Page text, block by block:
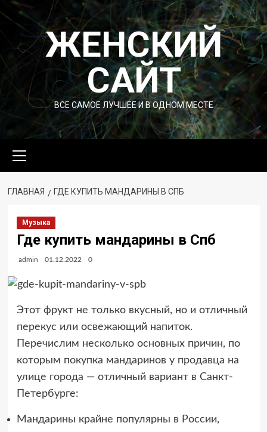
Перейти
содержимомуЖЕНСКИЙ
САЙТ
ВСЕ САМОЕ ЛУЧШЕЕ И В ОДНОМ МЕСТЕ
меню
ГЛАВНАЯ ГДЕ КУПИТЬ МАНДАРИНЫ В СПБ
Музыка
Где купить мандарины в Спб
admin 01.12.2022 0
Этот фрукт не только вкусный, но и отличный
перекус или освежающий напиток.
Перечислим несколько основных причин, по
которым покупка мандаринов у продавца на
улице города — отличный вариант в Санкт-
Петербурге:
Мандарины крайне популярны в России,